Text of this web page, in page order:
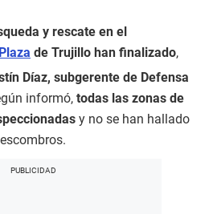
y rescate en el
de Trujillo han finalizado,
Díaz, subgerente de Defensa
informó, todas las zonas de
y no se han hallado